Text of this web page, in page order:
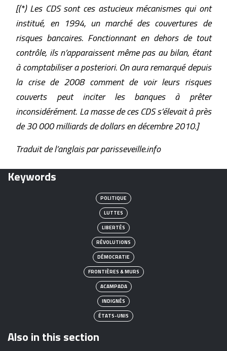
[(*) Les CDS sont ces astucieux mécanismes qui ont
institué, en 1994, un marché des couvertures de
risques bancaires. Fonctionnant en dehors de tout
contrôle, ils n’apparaissent même pas au bilan, étant
à comptabiliser a posteriori. On aura remarqué depuis
la crise de 2008 comment de voir leurs risques
couverts peut inciter les banques à prêter
inconsidérément. La masse de ces CDS s’élevait à près
de 30 000 milliards de dollars en décembre 2010.]
Traduit de l’anglais par parisseveille.info
Keywords
POLITIQUE
LUTTES
LIBERTÉS
RÉVOLUTIONS
DÉMOCRATIE
FRONTIÈRES & MURS
ACAMPADA
INDIGNÉS
ÉTATS-UNIS
Also in this section